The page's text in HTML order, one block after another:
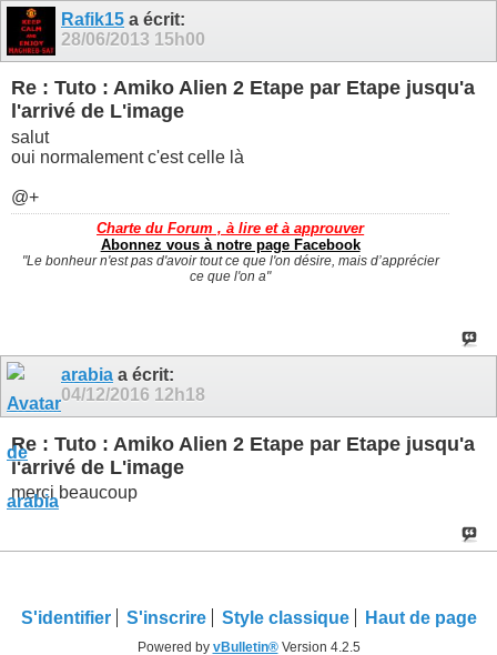
Rafik15 a écrit:
28/06/2013 15h00
Re : Tuto : Amiko Alien 2 Etape par Etape jusqu'a
l'arrivé de L'image
salut
oui normalement c'est celle là
@+
Charte du Forum , à lire et à approuver
Abonnez vous à notre page Facebook
"Le bonheur n'est pas d'avoir tout ce que l'on désire, mais d’apprécier
ce que l'on a"
arabia a écrit:
04/12/2016 12h18
Re : Tuto : Amiko Alien 2 Etape par Etape jusqu'a
l'arrivé de L'image
merci beaucoup
S'identifier S'inscrire Style classique Haut de page
Powered by vBulletin®Version 4.2.5